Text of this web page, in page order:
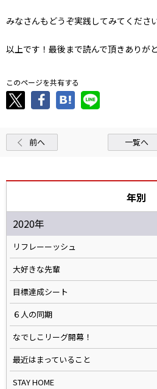
みなさんもどうぞ実践してみてくださ
以上です！最後まで読んで頂きありが
このページを共有する
前へ 一覧へ
年別
2020年
リフレーーッシュ
大好きな先輩
目標達成シート
６人の同期
なでしこリーグ開幕！
最近はまっていること
STAY HOME